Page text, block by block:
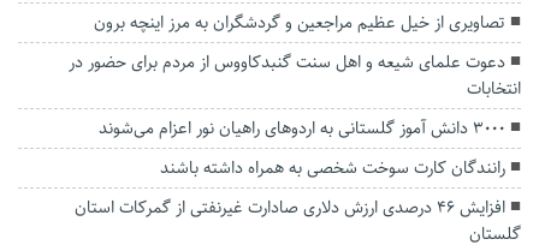
تصاویری از خیل عظیم مراجعین و گردشگران به مرز اینچه برون
دعوت علمای شیعه و اهل سنت گنبدکاووس از مردم برای حضور در
انتخابات
۳۰۰۰ دانش آموز گلستانی به اردوهای راهیان نور اعزام می‌شوند
رانندگان کارت سوخت شخصی به همراه داشته باشند
افزایش ۴۶ درصدی ارزش دلاری صادارت غیرنفتی از گمرکات استان
گلستان